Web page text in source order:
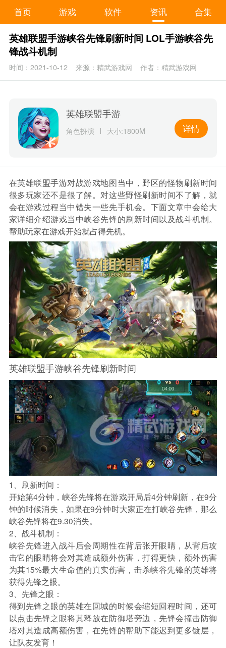
首页 游戏 软件 资讯 合集
英雄联盟手游峡谷先锋刷新时间 LOL手游峡谷先
锋战斗机制
时间：2021-10-12 来源：精武游戏网 作者：精武游戏网
英雄联盟手游
角色扮演 大小:1800M 详情
在英雄联盟手游对战游戏地图当中，野区的怪物刷新时间
很多玩家还不是很了解。对这些野怪刷新时间不了解，就
会在游戏过程当中错失一些先手机会。下面文章中会给大
家详细介绍游戏当中峡谷先锋的刷新时间以及战斗机制。
帮助玩家在游戏开始就占得先机。
英雄联盟手游峡谷先锋刷新时间
1、刷新时间：
开始第4分钟，峡谷先锋将在游戏开局后4分钟刷新，在9分
钟的时候消失，如果在9分钟时大家正在打峡谷先锋，那么
峡谷先锋将在9.30消失。
2、战斗机制：
峡谷先锋进入战斗后会周期性在背后张开眼睛，从背后攻
击它的眼睛将会对其造成额外伤害，打得更快，额外伤害
为其15%最大生命值的真实伤害，击杀峡谷先锋的英雄将
获得先锋之眼。
3、先锋之眼：
得到先锋之眼的英雄在回城的时候会缩短回程时间，还可
以点击先锋之眼将其释放在防御塔旁边，先锋会撞击防御
塔对其造成高额伤害，在先锋的帮助下能迟到更多镀层，
让队友发育！